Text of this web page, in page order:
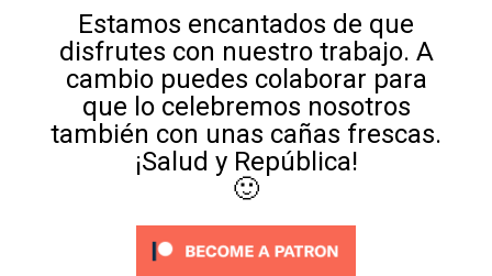
Estamos encantados de que
disfrutes con nuestro trabajo. A
cambio puedes colaborar para
que lo celebremos nosotros
también con unas cañas frescas.
¡Salud y República!
🙂